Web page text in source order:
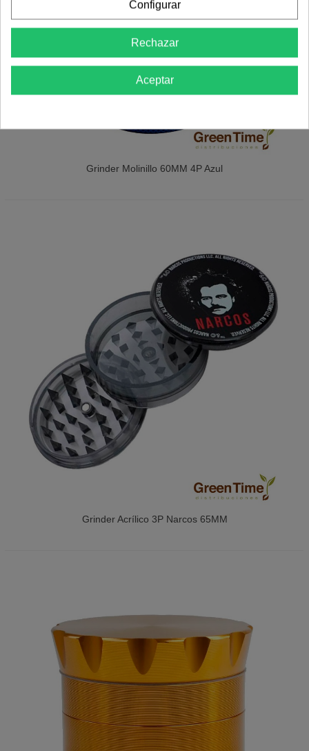
Grinder Molinillo 60MM 4P Azul
Grinder Acrílico 3P Narcos 65MM
Configurar
Rechazar
Aceptar